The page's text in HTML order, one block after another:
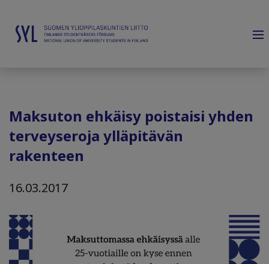
Maksuton ehkäisy poistaisi yhden
terveyseroja ylläpitävän
rakenteen
16.03.2017